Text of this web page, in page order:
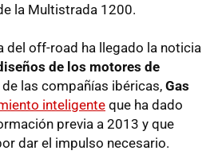
la Multistrada 1200.
del off-road ha llegado la noticia
de los motores de
las compañías ibéricas, Gas
inteligenteque ha dado
previa a 2013 y que
dar el impulso necesario.